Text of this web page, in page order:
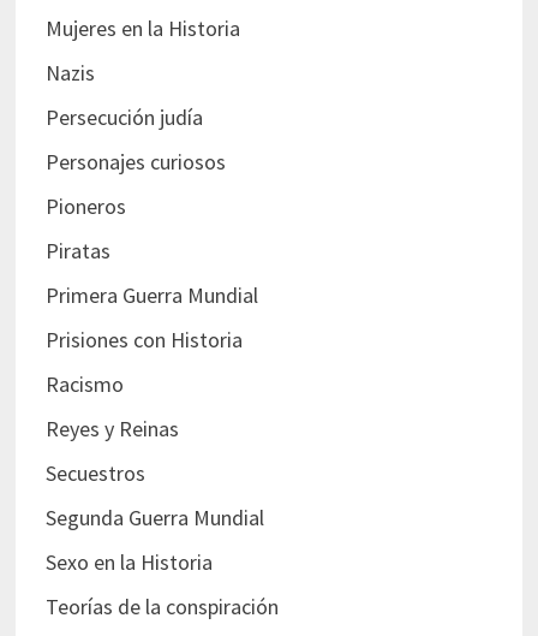
Mujeres en la Historia
Nazis
Persecución judía
Personajes curiosos
Pioneros
Piratas
Primera Guerra Mundial
Prisiones con Historia
Racismo
Reyes y Reinas
Secuestros
Segunda Guerra Mundial
Sexo en la Historia
Teorías de la conspiración